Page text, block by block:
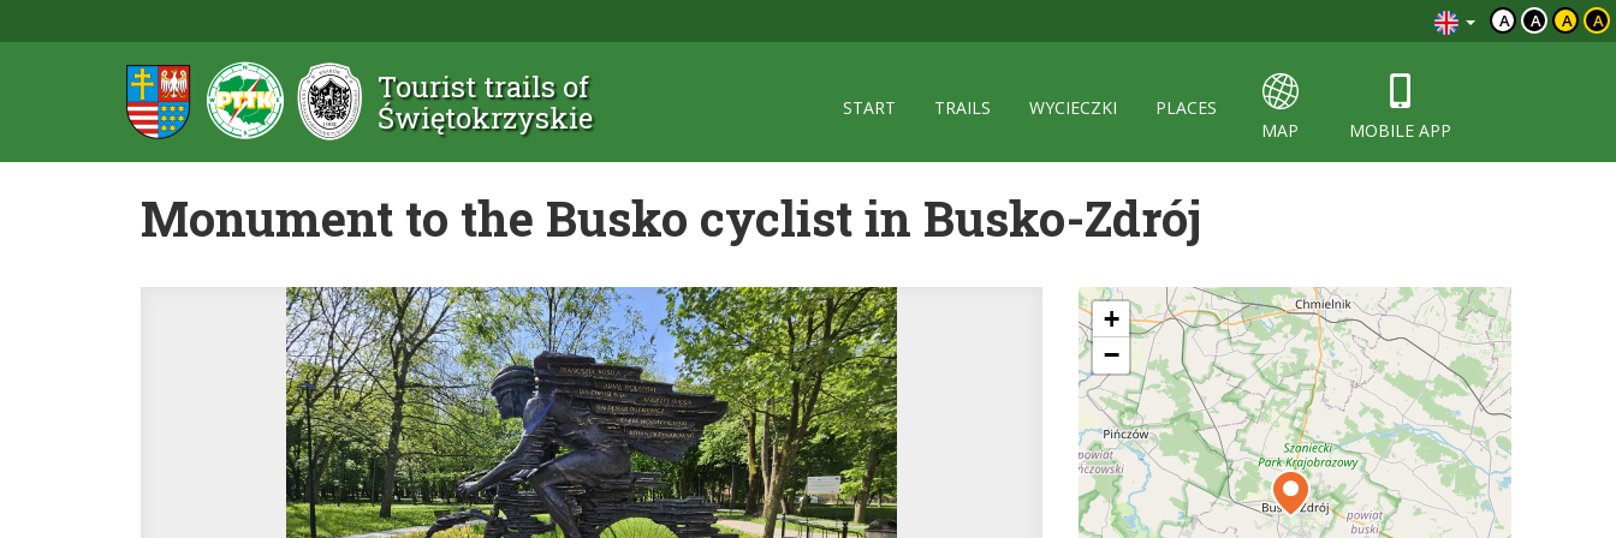
A A A A
Tourist trails of
Świętokrzyskie
START TRAILS WYCIECZKI
PLACES
MAP
MOBILE APP
Monument to the Busko cyclist in Busko-Zdrój
+
−